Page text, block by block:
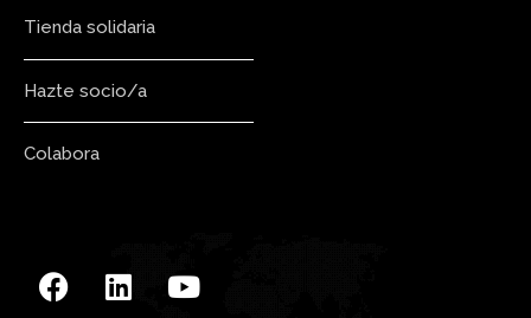
Tienda solidaria
Hazte socio/a
Colabora